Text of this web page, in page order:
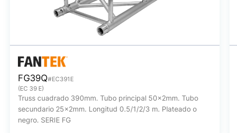
FG39Q#EC391E
(EC 39 E)
Truss cuadrado 390mm. Tubo principal 50x2mm. Tubo
secundario 25x2mm. Longitud 0.5/1/2/3 m. Plateado o
negro. SERIE FG